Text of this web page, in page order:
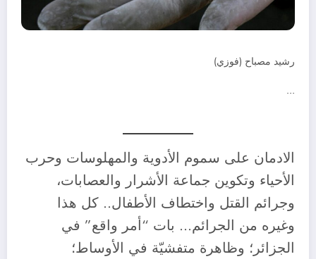
رشيد مصباح (فوزي)
…
الادمان على سموم الأدوية والمهلوسات وحرب
الأحياء وتكوين جماعة الأشرار والعصابات،
وجرائم القتل واختطاف الأطفال.. كل هذا
وغيره من الجرائم… بات “أمر واقع” في
الجزائر؛ وظاهرة متفشيّة في الأوساط؛